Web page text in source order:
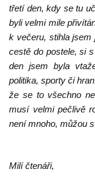
třetí den, kdy se tu
byli velmi mile
k večeru, stihla jsem
cestě do postele, si
den jsem byla
politika, sporty či
že se to všechno
musí velmi pečlivě
není mnoho, můžou
Milí čtenáři,